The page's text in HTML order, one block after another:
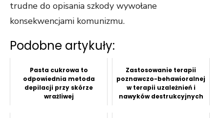
trudne do opisania szkody wywołane
konsekwencjami komunizmu.
Podobne artykuły:
Pasta cukrowa to
odpowiednia metoda
depilacji przy skórze
wrażliwej
Zastosowanie terapii
poznawczo-behawioralnej
w terapii uzależnień i
nawyków destrukcyjnych